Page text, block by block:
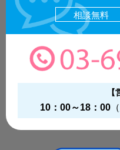
相談無料
【
10：00～18：00